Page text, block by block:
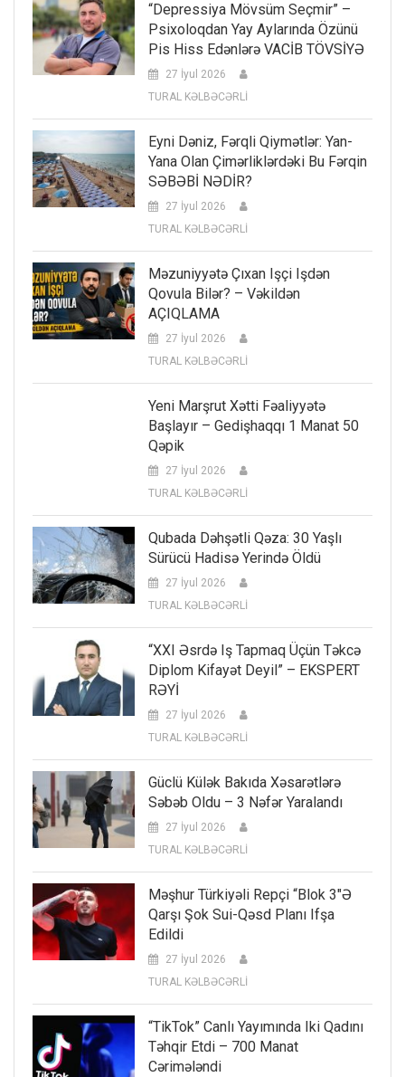
“Depressiya Mövsüm Seçmir” –
Psixoloqdan Yay Aylarında Özünü
Pis Hiss Edənlərə VACİB TÖVSİYƏ
27 İyul 2026
TURAL KƏLBƏCƏRLİ
Eyni Dəniz, Fərqli Qiymətlər: Yan-
Yana Olan Çimərliklərdəki Bu Fərqin
SƏBƏBİ NƏDİR?
27 İyul 2026
TURAL KƏLBƏCƏRLİ
Məzuniyyətə Çıxan Işçi Işdən
Qovula Bilər? – Vəkildən
AÇIQLAMA
27 İyul 2026
TURAL KƏLBƏCƏRLİ
Yeni Marşrut Xətti Fəaliyyətə
Başlayır – Gedişhaqqı 1 Manat 50
Qəpik
27 İyul 2026
TURAL KƏLBƏCƏRLİ
Qubada Dəhşətli Qəza: 30 Yaşlı
Sürücü Hadisə Yerində Öldü
27 İyul 2026
TURAL KƏLBƏCƏRLİ
“XXI Əsrdə Iş Tapmaq Üçün Təkcə
Diplom Kifayət Deyil” – EKSPERT
RƏYİ
27 İyul 2026
TURAL KƏLBƏCƏRLİ
Güclü Külək Bakıda Xəsarətlərə
Səbəb Oldu – 3 Nəfər Yaralandı
27 İyul 2026
TURAL KƏLBƏCƏRLİ
Məşhur Türkiyəli Repçi “Blok 3″ə
Qarşı Şok Sui-Qəsd Planı Ifşa
Edildi
27 İyul 2026
TURAL KƏLBƏCƏRLİ
“TikTok” Canlı Yayımında Iki Qadını
Təhqir Etdi – 700 Manat
Cərimələndi